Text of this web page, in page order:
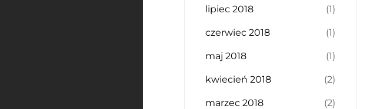
lipiec 2018 (1)
czerwiec 2018 (1)
maj 2018 (1)
kwiecień 2018 (2)
marzec 2018 (2)